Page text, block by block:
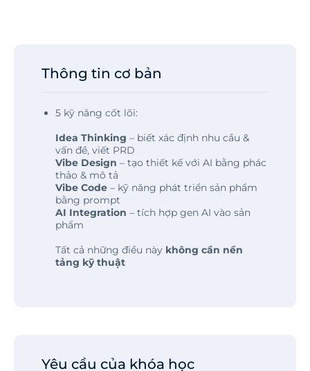
Thông tin cơ bản
5 kỹ năng cốt lõi:
Idea Thinking – biết xác định nhu cầu &
vấn đề, viết PRD
Vibe Design – tạo thiết kế với AI bằng phác
thảo & mô tả
Vibe Code – kỹ năng phát triển sản phẩm
bằng prompt
AI Integration – tích hợp gen AI vào sản
phẩm
Tất cả những điều này không cần nền
tảng kỹ thuật
Yêu cầu của khóa học